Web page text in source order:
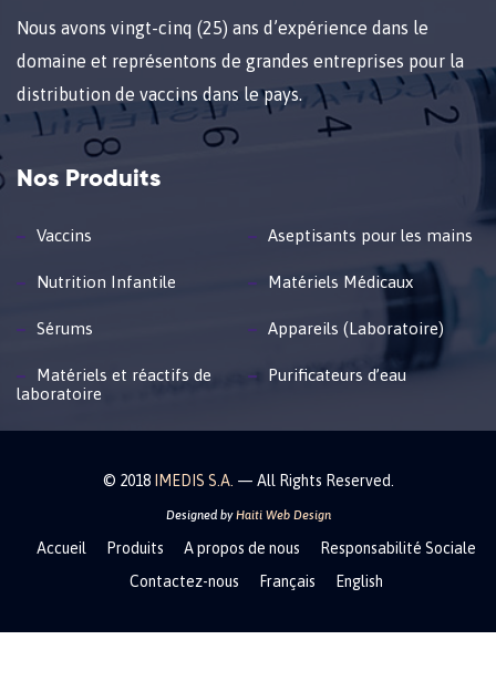
Nous avons vingt-cinq (25) ans d’expérience dans le
domaine et représentons de grandes entreprises pour la
distribution de vaccins dans le pays.
Nos Produits
Vaccins Aseptisants pour les mains
Nutrition Infantile Matériels Médicaux
Sérums Appareils (Laboratoire)
Matériels et réactifs de
laboratoire
Purificateurs d’eau
© 2018 IMEDIS S.A. — All Rights Reserved.
Designed byHaiti Web Design
Accueil Produits A propos de nous
Responsabilité Sociale
Contactez-nous
Français English